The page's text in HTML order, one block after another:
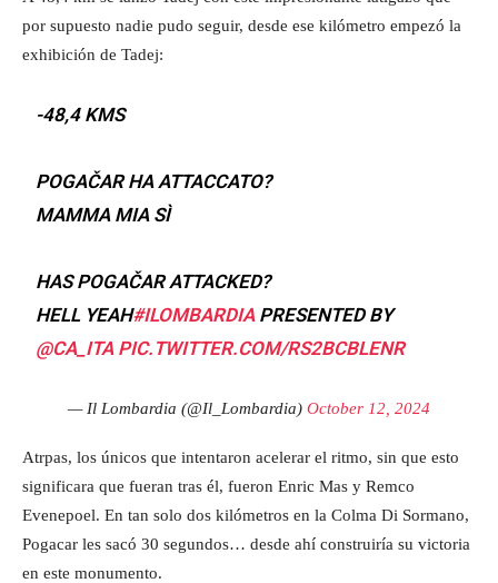
por supuesto nadie pudo seguir, desde ese kilómetro empezó la
exhibición de Tadej:
-48,4 KMS
POGAČAR HA ATTACCATO?
MAMMA MIA SÌ
HAS POGAČAR ATTACKED?
HELL YEAH#ILOMBARDIA PRESENTED BY
@CA_ITA PIC.TWITTER.COM/RS2BCBLENR
— Il Lombardia (@Il_Lombardia) October 12, 2024
Atrpas, los únicos que intentaron acelerar el ritmo, sin que esto
significara que fueran tras él, fueron Enric Mas y Remco
Evenepoel. En tan solo dos kilómetros en la Colma Di Sormano,
Pogacar les sacó 30 segundos… desde ahí construiría su victoria
en este monumento.